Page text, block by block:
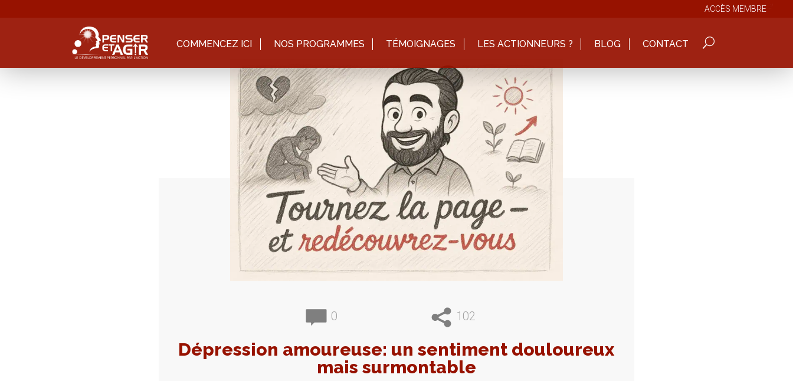
ACCÈS MEMBRE
COMMENCEZ ICI NOS PROGRAMMES TÉMOIGNAGES LES ACTIONNEURS ? BLOG CONTACT
0 102
Dépression amoureuse: un sentiment douloureux
mais surmontable